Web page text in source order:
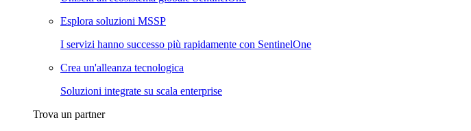
Esplora soluzioni MSSP
I servizi hanno successo più rapidamente con SentinelOne
Crea un'alleanza tecnologica
Soluzioni integrate su scala enterprise
Trova un partner